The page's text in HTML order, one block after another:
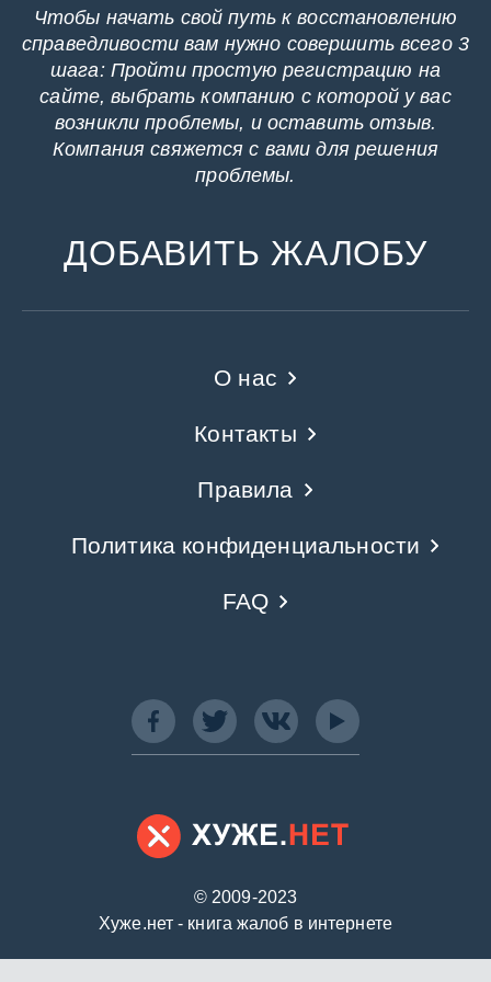
Чтобы начать свой путь к восстановлению
справедливости вам нужно совершить всего 3
шага: Пройти простую регистрацию на
сайте, выбрать компанию с которой у вас
возникли проблемы, и оставить отзыв.
Компания свяжется с вами для решения
проблемы.
ДОБАВИТЬ ЖАЛОБУ
© 2009-2023
Хуже.нет - книга жалоб в интернете
О нас
Контакты
Правила
Политика конфиденциальности
FAQ